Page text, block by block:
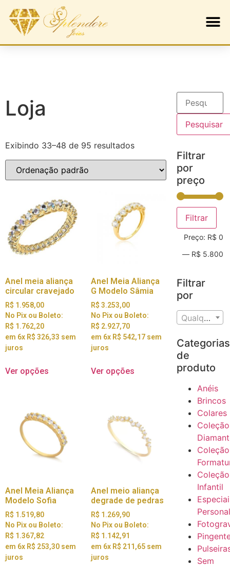
Loja
Exibindo 33–48 de 95 resultados
Anel meia aliança
circular cravejado
R$ 1.958,00
No Pix ou Boleto:
R$ 1.762,20
em 6x R$ 326,33 sem
juros
Ver opções
Anel Meia Aliança
G Modelo Sâmia
R$ 3.253,00
No Pix ou Boleto:
R$ 2.927,70
em 6x R$ 542,17 sem
juros
Ver opções
Anel Meia Aliança
Modelo Sofia
R$ 1.519,80
No Pix ou Boleto:
R$ 1.367,82
em 6x R$ 253,30 sem
juros
Anel meio aliança
degrade de pedras
R$ 1.269,90
No Pix ou Boleto:
R$ 1.142,91
em 6x R$ 211,65 sem
juros
Pesquisar
Filtrar
por
preço
Filtrar
Preço: R$ 0
— R$ 5.800
Filtrar
por
Qualquer Teor
Categorias
de
produto
Anéis
Brincos
Colares
Coleção
Coleção
Coleção
Infantil
Sem